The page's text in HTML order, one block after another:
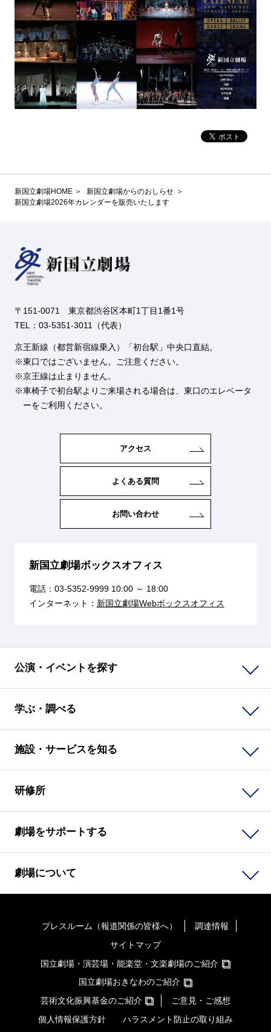
新国立劇場HOME
新国立劇場からのおしらせ
新国立劇場2026年カレンダーを販売いたします
〒151-0071 東京都渋谷区本町1丁目1番1号
TEL：03-5351-3011（代表）
京王新線（都営新宿線乗入）「初台駅」中央口直結。
東口ではございません。ご注意ください。
京王線は止まりません。
車椅子で初台駅よりご来場される場合は、東口のエレベータ
ーをご利用ください。
アクセス
よくある質問
お問い合わせ
新国立劇場ボックスオフィス
電話： 03-5352-999910:00 ～ 18:00
インターネット： 新国立劇場Webボックスオフィス
公演・イベントを探す
学ぶ・調べる
施設・サービスを知る
研修所
劇場をサポートする
劇場について
プレスルーム（報道関係の皆様へ）
調達情報
サイトマップ
国立劇場・演芸場・能楽堂・文楽劇場のご紹介
国立劇場おきなわのご紹介
芸術文化振興基金のご紹介
ご意見・ご感想
個人情報保護方針
ハラスメント防止の取り組み